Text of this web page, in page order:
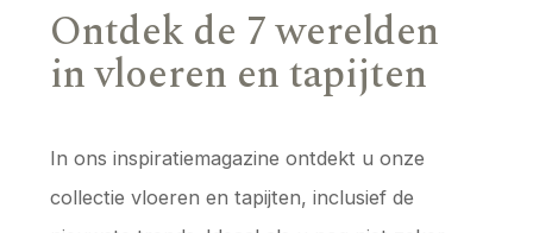
Ontdek de 7 werelden
in vloeren en tapijten
In ons inspiratiemagazine ontdekt u onze
collectie vloeren en tapijten, inclusief de